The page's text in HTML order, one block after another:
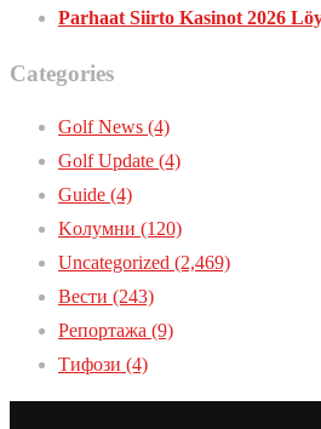
Parhaat Siirto Kasinot 2026
Categories
Golf News (4)
Golf Update (4)
Guide (4)
Kолумни (120)
Uncategorized (2,469)
Вести (243)
Репортажа (9)
Тифози (4)